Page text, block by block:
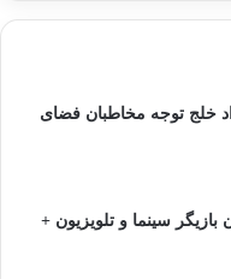
خلج توجه مخاطبان فضای
سینما و تلویزیون +